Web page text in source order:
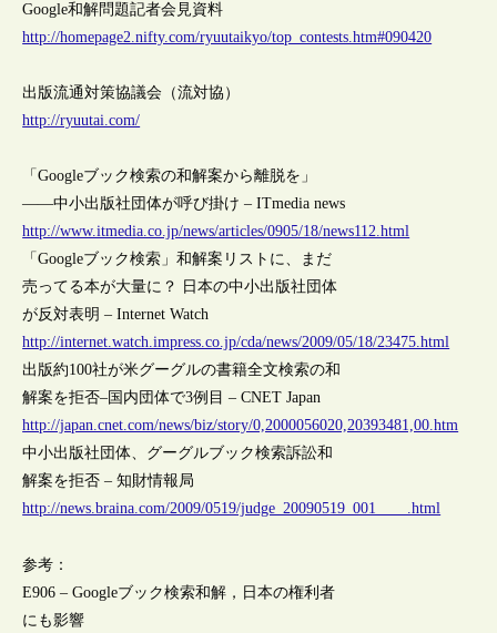
Google和解問題記者会見資料
http://homepage2.nifty.com/ryuutaikyo/top_contests.htm#090420
出版流通対策協議会（流対協）
http://ryuutai.com/
「Googleブック検索の和解案から離脱を」
――中小出版社団体が呼び掛け – ITmedia news
http://www.itmedia.co.jp/news/articles/0905/18/news112.html
「Googleブック検索」和解案リストに、まだ
売ってる本が大量に？ 日本の中小出版社団体
が反対表明 – Internet Watch
http://internet.watch.impress.co.jp/cda/news/2009/05/18/23475.html
出版約100社が米グーグルの書籍全文検索の和
解案を拒否–国内団体で3例目 – CNET Japan
http://japan.cnet.com/news/biz/story/0,2000056020,20393481,00.htm
中小出版社団体、グーグルブック検索訴訟和
解案を拒否 – 知財情報局
http://news.braina.com/2009/0519/judge_20090519_001____.html
参考：
E906 – Googleブック検索和解，日本の権利者
にも影響